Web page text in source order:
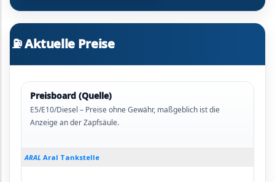
⛽ Aktuelle Preise
Preisboard (Quelle)
E5/E10/Diesel – Preise ohne Gewähr, maßgeblich ist die
Anzeige an der Zapfsäule.